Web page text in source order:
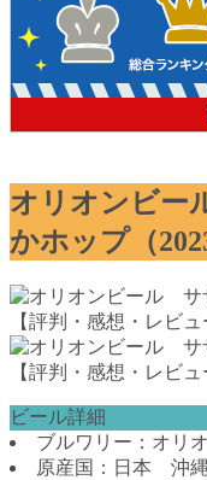
オリオンビ
かホップ（
ビール詳細
ブルワリー：オリ
原産国：日本 沖